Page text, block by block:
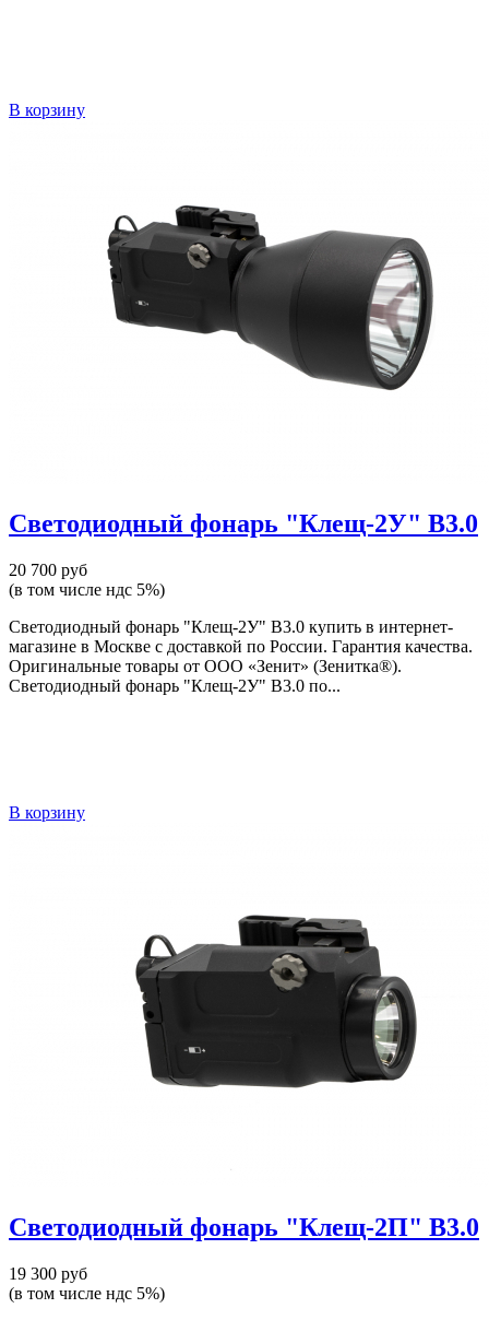
В корзину
Светодиодный фонарь "Клещ-2У" В3.0
20 700 руб
(в том числе ндс 5%)
Светодиодный фонарь "Клещ-2У" В3.0 купить в интернет-
магазине в Москве с доставкой по России. Гарантия качества.
Оригинальные товары от ООО «Зенит» (Зенитка®).
Светодиодный фонарь "Клещ-2У" В3.0 по...
В корзину
Светодиодный фонарь "Клещ-2П" В3.0
19 300 руб
(в том числе ндс 5%)